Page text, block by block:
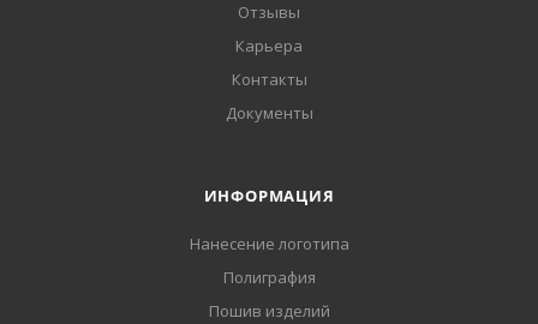
Отзывы
Карьера
Контакты
Документы
ИНФОРМАЦИЯ
Нанесение логотипа
Полиграфия
Пошив изделий